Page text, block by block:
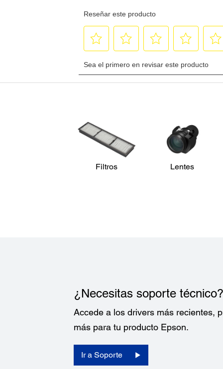
Filtros Lentes
¿Necesitas soporte técnico?
Accede a los drivers más recientes,
más para tu producto Epson.
Ir a Soporte